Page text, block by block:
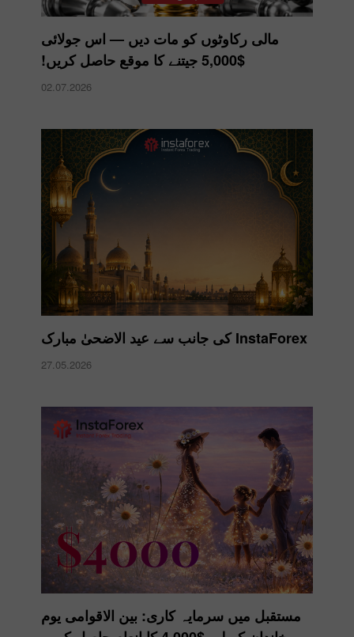
مالی رکاوٹوں کو مات دیں — اس جولائی
$5,000 جیتنے کا موقع حاصل کریں!
02.07.2026
InstaForex کی جانب سے عید الاضحیٰ مبارک
27.05.2026
مستقبل میں سرمایہ کاری: بین الاقوامی یوم